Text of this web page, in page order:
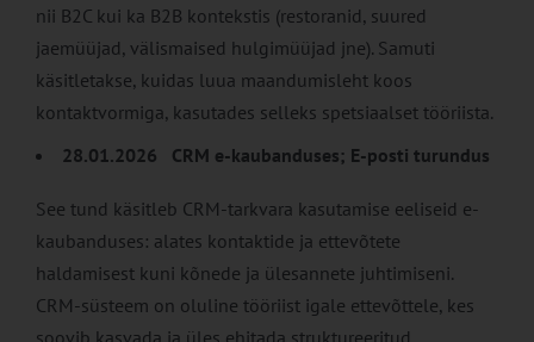
nii B2C kui ka B2B kontekstis (restoranid, suured
jaemüüjad, välismaised hulgimüüjad jne). Samuti
käsitletakse, kuidas luua maandumisleht koos
kontaktvormiga, kasutades selleks spetsiaalset tööriista.
28.01.2026 CRM e-kaubanduses; E-posti turundus
See tund käsitleb CRM-tarkvara kasutamise eeliseid e-
kaubanduses: alates kontaktide ja ettevõtete
haldamisest kuni kõnede ja ülesannete juhtimiseni.
CRM-süsteem on oluline tööriist igale ettevõttele, kes